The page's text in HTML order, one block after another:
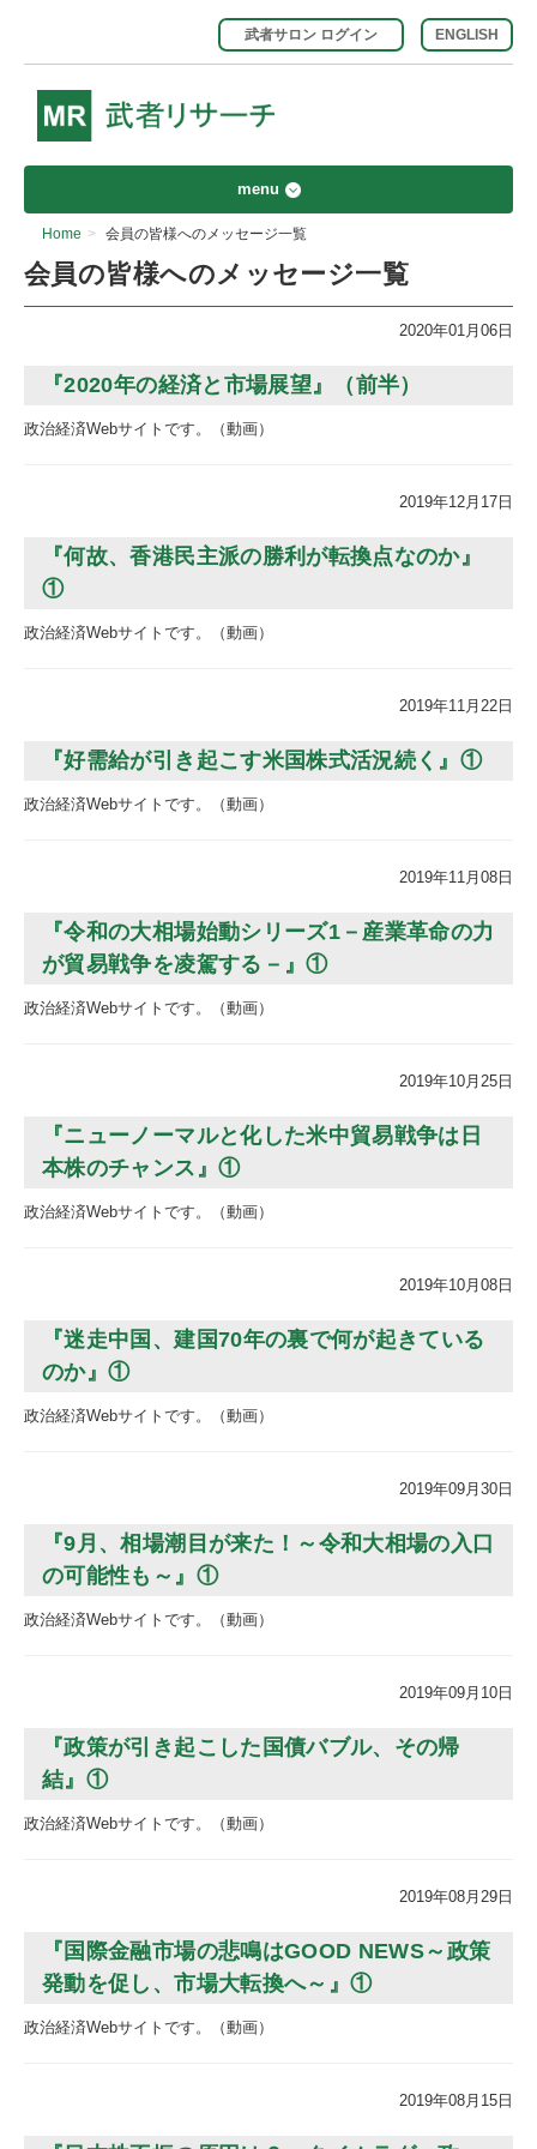
ENGLISH
武者サロン ログイン
menu
Home > 会員の皆様へのメッセージ一覧
会員の皆様へのメッセージ一覧
2020年01月06日
『2020年の経済と市場展望』（前半）
政治経済Webサイトです。（動画）
2019年12月17日
『何故、香港民主派の勝利が転換点なのか』
①
政治経済Webサイトです。（動画）
2019年11月22日
『好需給が引き起こす米国株式活況続く』①
政治経済Webサイトです。（動画）
2019年11月08日
『令和の大相場始動シリーズ1－産業革命の力
が貿易戦争を凌駕する－』①
政治経済Webサイトです。（動画）
2019年10月25日
『ニューノーマルと化した米中貿易戦争は日
本株のチャンス』①
政治経済Webサイトです。（動画）
2019年10月08日
『迷走中国、建国70年の裏で何が起きている
のか』①
政治経済Webサイトです。（動画）
2019年09月30日
『9月、相場潮目が来た！～令和大相場の入口
の可能性も～』①
政治経済Webサイトです。（動画）
2019年09月10日
『政策が引き起こした国債バブル、その帰
結』①
政治経済Webサイトです。（動画）
2019年08月29日
『国際金融市場の悲鳴はGOOD NEWS～政策
発動を促し、市場大転換へ～』①
政治経済Webサイトです。（動画）
2019年08月15日